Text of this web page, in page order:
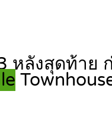
หลังสุดท้าย